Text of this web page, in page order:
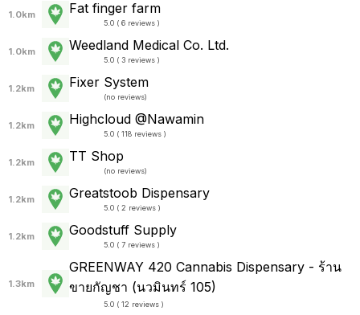
1.0km Fat finger farm
5.0 ( 6 reviews )
1.0km Weedland Medical Co. Ltd.
5.0 ( 3 reviews )
1.2km Fixer System
(no reviews)
1.2km Highcloud @Nawamin
5.0 ( 118 reviews )
1.2km TT Shop
(no reviews)
1.2km Greatstoob Dispensary
5.0 ( 2 reviews )
1.2km Goodstuff Supply
5.0 ( 7 reviews )
1.3km
GREENWAY 420 Cannabis Dispensary - ร้าน
ขายกัญชา (นวมินทร์ 105)
5.0 ( 12 reviews )